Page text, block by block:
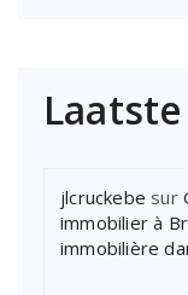
jlcruckebe sur
immobilier à
immobilière